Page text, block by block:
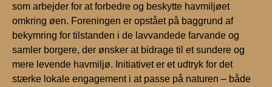
som arbejder for at forbedre og beskytte havmiljøet
omkring øen. Foreningen er opstået på baggrund af
bekymring for tilstanden i de lavvandede farvande og
samler borgere, der ønsker at bidrage til et sundere og
mere levende havmiljø. Initiativet er et udtryk for det
stærke lokale engagement i at passe på naturen – både